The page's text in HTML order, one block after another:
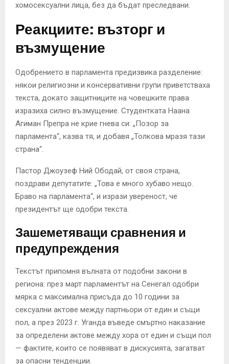
хомосексуални лица, без да бъдат преследвани.
Реакциите: възторг и
възмущение
Одобрението в парламента предизвика разделение:
някои религиозни и консервативни групи приветстваха
текста, докато защитниците на човешките права
изразиха силно възмущение. Студентката Наана
Агиман Препра не крие гнева си: „Позор за
парламента“, казва тя, и добавя „Толкова мразя тази
страна“.
Пастор Джоузеф Ний Ободай, от своя страна,
поздрави депутатите: „Това е много хубаво нещо.
Браво на парламента“, и изрази увереност, че
президентът ще одобри текста.
Зашеметяващи сравнения и
предупреждения
Текстът припомня вълната от подобни закони в
региона: през март парламентът на Сенегал одобри
мярка с максимална присъда до 10 години за
сексуални актове между партньори от един и същи
пол, а през 2023 г. Уганда въведе смъртно наказание
за определени актове между хора от един и същи пол
— фактите, които се появяват в дискусията, загатват
за опасни тенденции.